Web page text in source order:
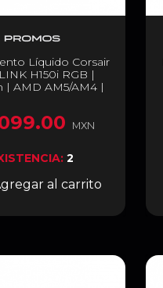
Líquido Corsair
H150i RGB |
| AMD AM5/AM4 |
MXN
2
al carrito